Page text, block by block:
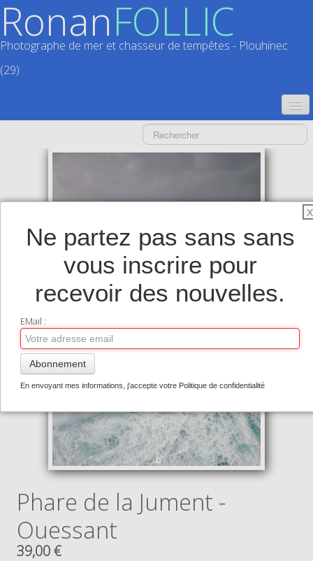
RonanFOLLIC
Photographe de mer et chasseur de tempêtes - Plouhinec
(29)
CATALOGUES
LIVRES▼
TIRAGES SUPPORTS HAUT DE GAMME
CONTACT
0
Phare de la Jument -
Ouessant
39,00 €
X
Ne partez pas sans sans
vous inscrire pour
recevoir des nouvelles.
EMail :
Abonnement
En envoyant mes informations, j'accepte votre Politique de confidentialité